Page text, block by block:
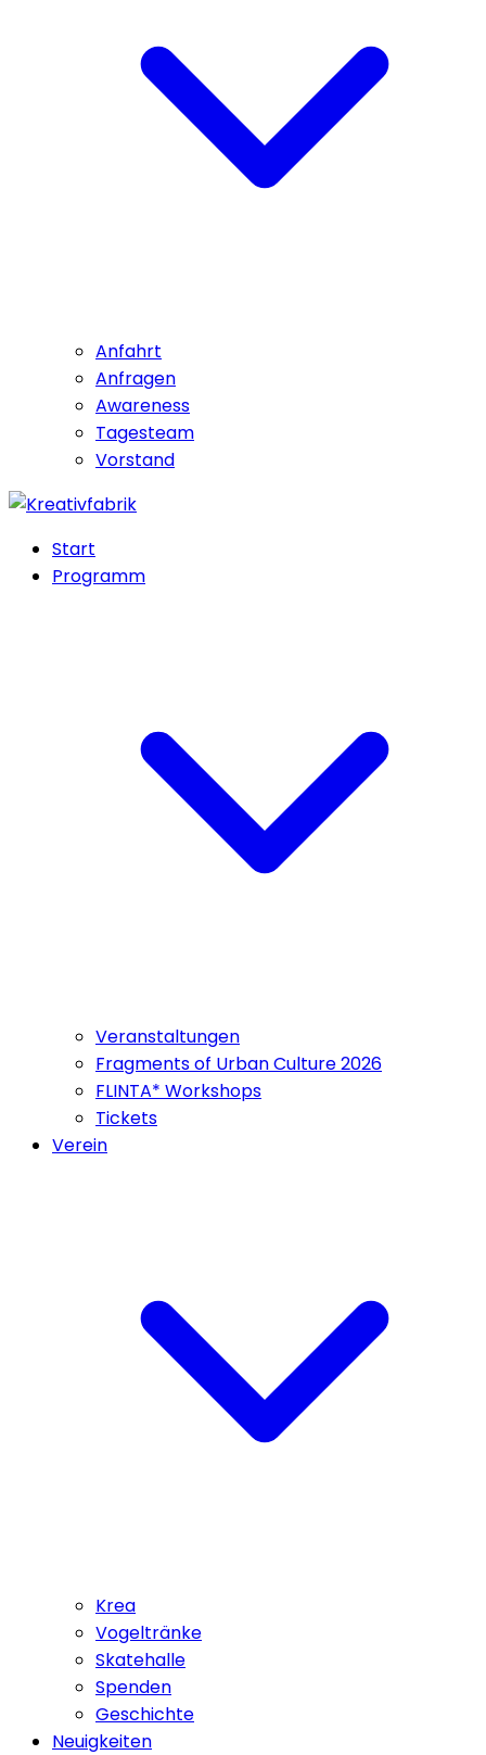
Anfahrt
Anfragen
Awareness
Tagesteam
Vorstand
Start
Programm
Veranstaltungen
Fragments of Urban Culture 2026
FLINTA* Workshops
Tickets
Verein
Krea
Vogeltränke
Skatehalle
Spenden
Geschichte
Neuigkeiten